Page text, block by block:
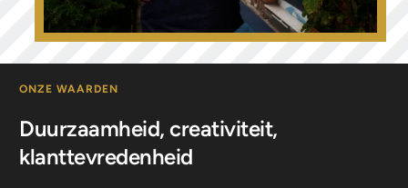
ONZE WAARDEN
Duurzaamheid, creativiteit,
klanttevredenheid